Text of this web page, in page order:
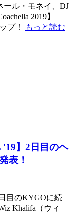
ール・モネイ、DJ
2019】
プ！
もっと読む
'19】2日目のヘ
表！
目のKYGOに続
Khalifa（ウィ